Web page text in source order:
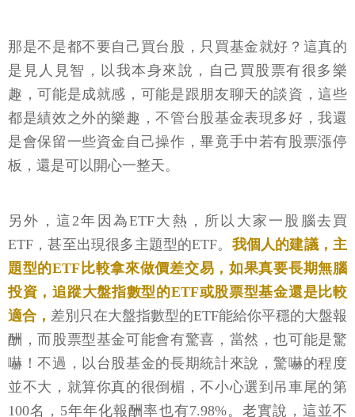
那是不是都不要自己買台股，只買基金就好？這真的
是見人見智，以我本身來說，自己買股票有很多樂
趣，可能是成就感，可能是跟朋友聊天的談資，這些
都是績效之外的樂趣，不管台股基金表現多好，我還
是會保留一些資金自己操作，畢竟手中若有股票漲停
板，還是可以開心一整天。
另外，這2年因為ETF大熱，所以大家一股腦去買
ETF，甚至出現很多主題型的ETF。 我個人的建議，主
題型的ETF比較拿來做價差交易，如果真要長期無腦
投資，追蹤大盤指數型的ETF或股票型基金還是比較
適合， 差別只在大盤指數型的ETF能給你平穩的大盤報
酬，而股票型基金可能會有驚喜，當然，也可能是驚
嚇！不過，以台股基金的長期統計來說，驚嚇的程度
並不大，就算你真的很倒楣，不小心選到吊車尾的第
100名，5年年化報酬率也有7.98%。老實說，這並不